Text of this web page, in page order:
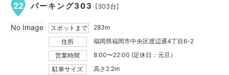
22 パーキング303 [303台]
スポットまで
283m
住所
福岡県福岡市中央区渡辺通4丁目6-2
営業時間
8:00〜22:00 (定休日：元旦）
駐車サイズ
高さ2.2m
No Image